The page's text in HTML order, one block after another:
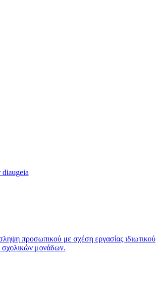
προσωπικού με σχέση εργασίας ιδιωτικού
σχολικών μονάδων.